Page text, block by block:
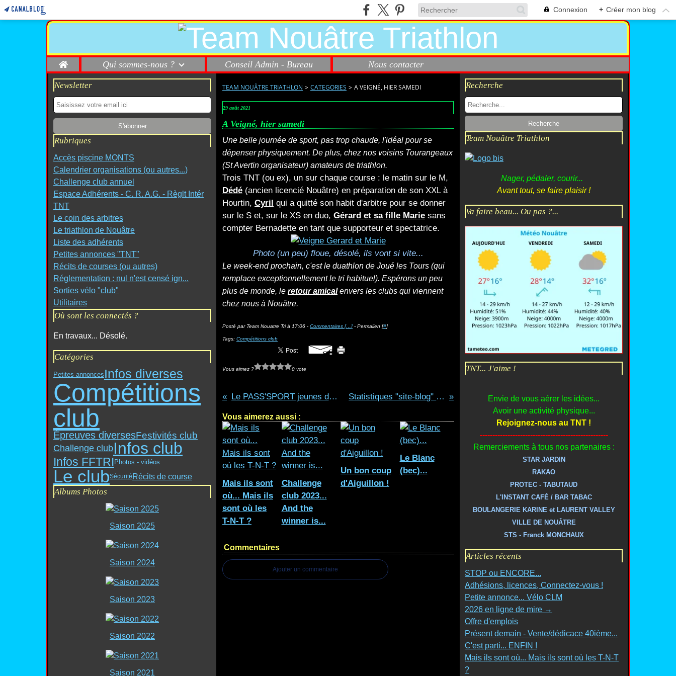
Connexion + Créer mon blog
Home Qui sommes-nous ? Conseil Admin - Bureau Nous contacter
Newsletter
Rubriques
Accès piscine MONTS
Calendrier organisations (ou autres...)
Challenge club annuel
Espace Adhérents - C. R. A.G. - Règlt Intér
TNT
Le coin des arbitres
Le triathlon de Nouâtre
Liste des adhérents
Petites annonces "TNT"
Récits de courses (ou autres)
Réglementation : nul n'est censé ign...
Sorties vélo "club"
Utilitaires
Où sont les connectés ?
En travaux... Désolé.
Catégories
Petites annonces Infos diverses
Compétitions
club
Épreuves diversesFestivités club
Challenge clubInfos club
Infos FFTRI Photos - vidéos
Le clubSécurité Récits de course
Albums Photos
Saison 2025
Saison 2024
Saison 2023
Saison 2022
Saison 2021
TEAM NOUÂTRE TRIATHLON > CATEGORIES > A VEIGNÉ, HIER SAMEDI
29 août 2021
A Veigné, hier samedi
Une belle journée de sport, pas trop chaude, l'idéal pour se
dépenser physiquement. De plus, chez nos voisins Tourangeaux
(St Avertin organisateur) amateurs de triathlon.
Trois TNT (ou ex), un sur chaque course : le matin sur le M,
Dédé (ancien licencié Nouâtre) en préparation de son XXL à
Hourtin, Cyril qui a quitté son habit d'arbitre pour se donner
sur le S et, sur le XS en duo, Gérard et sa fille Marie sans
compter Bernadette en tant que supporteur et spectatrice.
Photo (un peu) floue, désolé, ils vont si vite...
Le week-end prochain, c'est le duathlon de Joué les Tours (qui
remplace exceptionnellement le tri habituel). Espérons un peu
plus de monde, le retour amical envers les clubs qui viennent
chez nous à Nouâtre.
Posté par Team Nouatre Tri à 17:06 - Commentaires [… ] - Permalien [#]
Tags: Compétitions club
Vous aimez ? 0 vote
Le PASS'SPORT jeunes de 6 à 17 ans Statistiques "site-blog" - toilettage
Vous aimerez aussi :
Mais ils sont
où... Mais ils
sont où les
T-N-T ?
Challenge
club 2023...
And the
winner is...
Un bon coup
d'Aiguillon !
Le Blanc
(bec)...
Commentaires
Ajouter un commentaire
Recherche
Team Nouâtre Triathlon
Nager, pédaler, courir...
Avant tout, se faire plaisir !
Va faire beau... Ou pas ?...
TNT... J'aime !
Envie de vous aérer les idées...
Avoir une activité physique...
Rejoignez-nous au TNT !
---------------------------------------------------
Remerciements à tous nos partenaires :
STAR JARDIN
RAKAO
PROTEC - TABUTAUD
L'INSTANT CAFÉ / BAR TABAC
BOULANGERIE KARINE et LAURENT VALLEY
VILLE DE NOUÂTRE
STS - Franck MONCHAUX
Articles récents
STOP ou ENCORE...
Adhésions, licences, Connectez-vous !
Petite annonce... Vélo CLM
2026 en ligne de mire →
Offre d'emplois
Présent demain - Vente/dédicace 40ième...
C'est parti... ENFIN !
Mais ils sont où... Mais ils sont où les T-N-T
?